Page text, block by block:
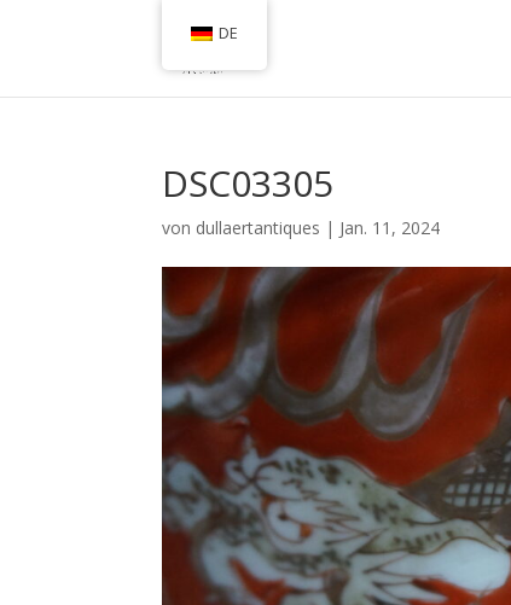
DSC03305
von dullaertantiques | Jan. 11, 2024
DE